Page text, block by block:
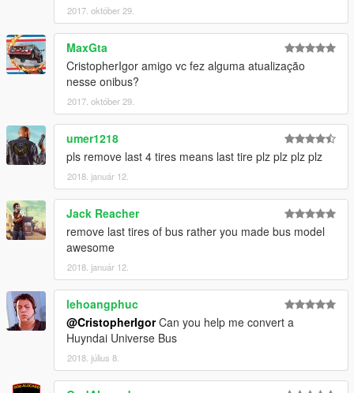
2017. október 29.
MaxGta
CristopherIgor amigo vc fez alguma atualização
nesse onibus?
2017. október 29.
umer1218
pls remove last 4 tires means last tire plz plz plz plz
2018. január 12.
Jack Reacher
remove last tires of bus rather you made bus model
awesome
2018. január 12.
lehoangphuc
@CristopherIgorCan you help me convert a
Huyndai Universe Bus
2018. július 8.